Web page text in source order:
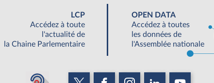
LCP
Accédez à toute
l'actualité de
la Chaine Parlementaire
OPEN DATA
Accédez à toutes
les données de
l'Assemblée nationale